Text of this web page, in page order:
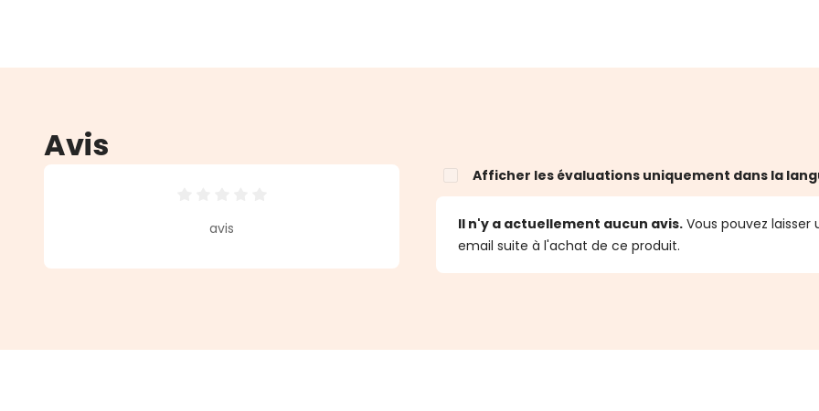
Avis
Note moyenne de 0 sur 5 étoiles
avis
Afficher les évaluations uniquement dans la
Il n'y a actuellement aucun avis. Vous pouvez
email suite à l'achat de ce produit.